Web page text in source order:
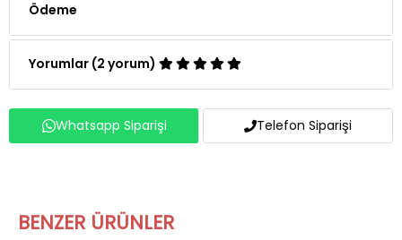
Ödeme
Yorumlar (2 yorum)
Whatsapp Siparişi Telefon Siparişi
BENZER ÜRÜNLER